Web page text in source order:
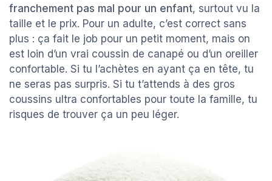
franchement pas mal pour un enfant, surtout vu la
taille et le prix. Pour un adulte, c’est correct sans
plus : ça fait le job pour un petit moment, mais on
est loin d’un vrai coussin de canapé ou d’un oreiller
confortable. Si tu l’achètes en ayant ça en tête, tu
ne seras pas surpris. Si tu t’attends à des gros
coussins ultra confortables pour toute la famille, tu
risques de trouver ça un peu léger.